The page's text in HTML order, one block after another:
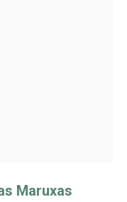
Maruxas